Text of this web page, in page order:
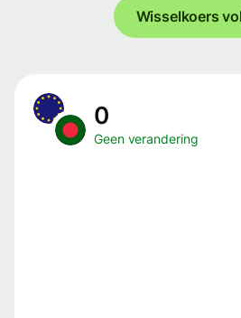
Wisselkoers
0
Geen verandering